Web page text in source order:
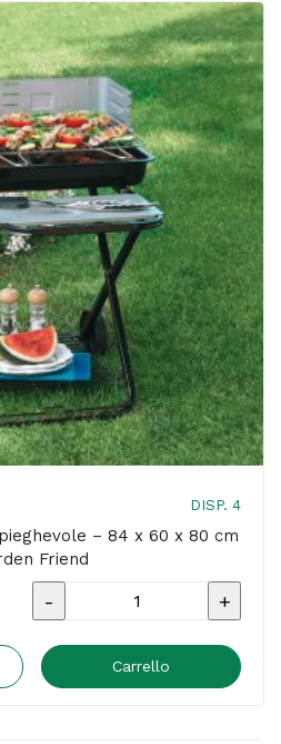
rilevatore
di
movimenti
-
8,6
x
11,4
x
4,1
cm
-
nero
-
Velamp
DISP. 4
– 84 x 60 x 80 cm
Friend
Barbecue
Clac
Carrello